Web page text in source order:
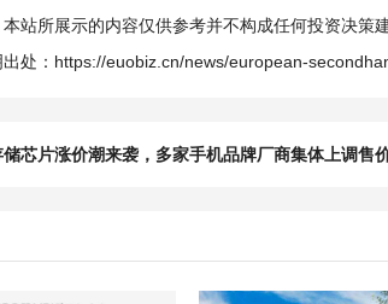
站所展示的内容仅供参考并不构成任何投资决策
处： https://euobiz.cn/news/european-
储芯片涨价潮来袭，多家手机品牌厂商集体上调售